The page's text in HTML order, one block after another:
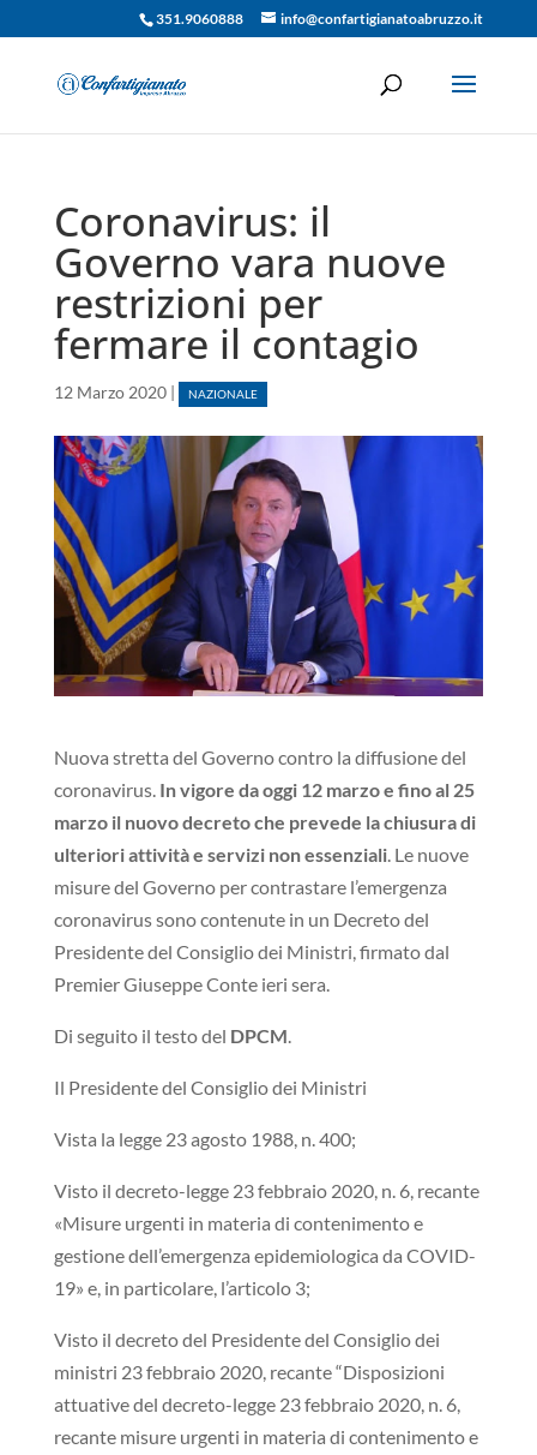
351.9060888 info@confartigianatoabruzzo.it
Coronavirus: il
Governo vara nuove
restrizioni per
fermare il contagio
12 Marzo 2020| NAZIONALE
Nuova stretta del Governo contro la diffusione del
coronavirus. In vigore da oggi 12 marzo e fino al 25
marzo il nuovo decreto che prevede la chiusura di
ulteriori attività e servizi non essenziali. Le nuove
misure del Governo per contrastare l’emergenza
coronavirus sono contenute in un Decreto del
Presidente del Consiglio dei Ministri, firmato dal
Premier Giuseppe Conte ieri sera.
Di seguito il testo del DPCM.
Il Presidente del Consiglio dei Ministri
Vista la legge 23 agosto 1988, n. 400;
Visto il decreto-legge 23 febbraio 2020, n. 6, recante
«Misure urgenti in materia di contenimento e
gestione dell’emergenza epidemiologica da COVID-
19» e, in particolare, l’articolo 3;
Visto il decreto del Presidente del Consiglio dei
ministri 23 febbraio 2020, recante “Disposizioni
attuative del decreto-legge 23 febbraio 2020, n. 6,
recante misure urgenti in materia di contenimento e